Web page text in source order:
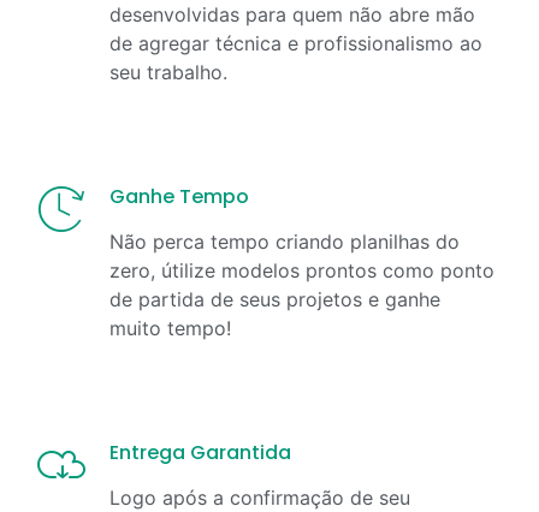
desenvolvidas para quem não abre mão
de agregar técnica e profissionalismo ao
seu trabalho.
Ganhe Tempo
Não perca tempo criando planilhas do
zero, útilize modelos prontos como ponto
de partida de seus projetos e ganhe
muito tempo!
Entrega Garantida
Logo após a confirmação de seu